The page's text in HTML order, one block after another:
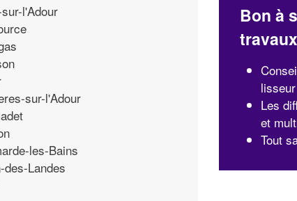
l'Adour
sur-l'Adour
les-Bains
des-Landes
Bon à
travaux
lisseur
Les
et
Tout